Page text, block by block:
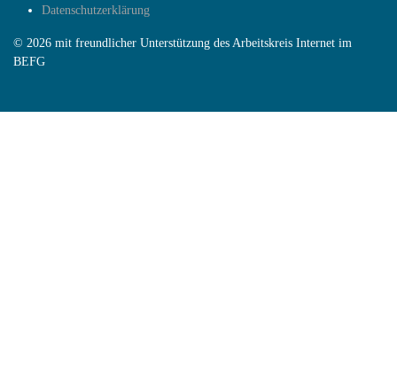
Datenschutzerklärung
© 2026 mit freundlicher Unterstützung des Arbeitskreis Internet im
BEFG